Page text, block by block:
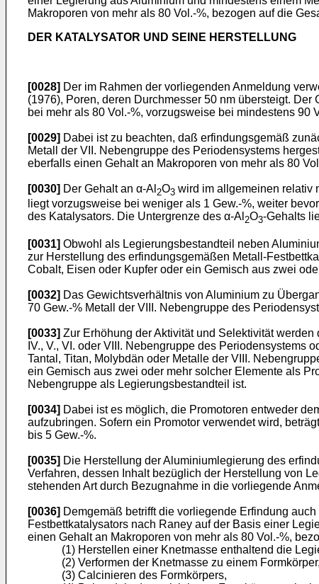
Makroporen von mehr als 80 Vol.-%, bezogen auf die
DER KATALYSATOR UND SEINE HERSTELLUNG
[0028] Der im Rahmen der vorliegenden Anmeldung
(1976), Poren, deren Durchmesser 50 nm übersteigt.
bei mehr als 80 Vol.-%, vorzugsweise bei mindestens
[0029] Dabei ist zu beachten, daß erfindungsgemäß
Metall der VII. Nebengruppe des Periodensystems
eberfalls einen Gehalt an Makroporen von mehr als 80
[0030] Der Gehalt an α-Al 2O3 wird im allgemeinen relativ
liegt vorzugsweise bei weniger als 1 Gew.-%, weiter
des Katalysators. Die Untergrenze des α-Al 2O3-Gehalts
[0031] Obwohl als Legierungsbestandteil neben
zur Herstellung des erfindungsgemäßen Metall-
Cobalt, Eisen oder Kupfer oder ein Gemisch aus zwei
[0032] Das Gewichtsverhältnis von Aluminium zu
70 Gew.-% Metall der VIII. Nebengruppe des
[0033] Zur Erhöhung der Aktivität und Selektivität
IV., V., VI. oder VIII. Nebengruppe des Periodensystems
Tantal, Titan, Molybdän oder Metalle der VIII.
ein Gemisch aus zwei oder mehr solcher Elemente als
Nebengruppe als Legierungsbestandteil ist.
[0034] Dabei ist es möglich, die Promotoren entweder
aufzubringen. Sofern ein Promotor verwendet wird,
bis 5 Gew.-%.
[0035] Die Herstellung der Aluminiumlegierung des
Verfahren, dessen Inhalt bezüglich der Herstellung von
stehenden Art durch Bezugnahme in die vorliegende
[0036] Demgemäß betrifft die vorliegende Erfindung
Festbettkatalysators nach Raney auf der Basis einer
einen Gehalt an Makroporen von mehr als 80 Vol.-%,
(1) Herstellen einer Knetmasse enthaltend die
(2) Verformen der Knetmasse zu einem Formkörper,
(3) Calcinieren des Formkörpers,